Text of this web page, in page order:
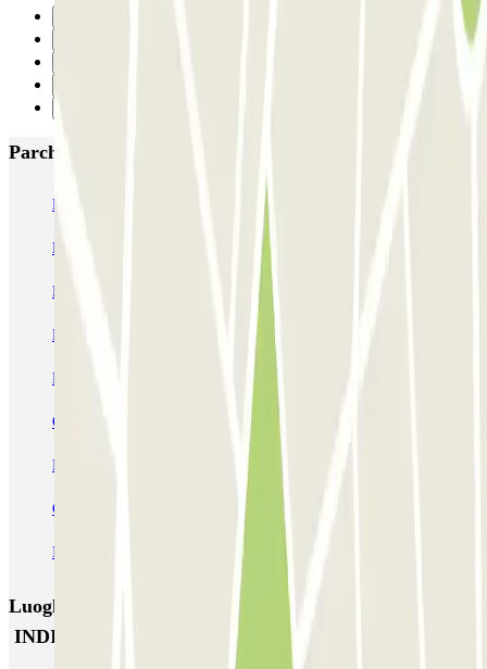
Parcheggi più popolari a Tolosa
Boxx'in Aéroport Toulouse - Self - Couvert
Boxx'in Aéroport Toulouse - Couvert - Valet
ECTOR - Service Voiturier - Extérieur - Aéroport Toulouse
Blue Valet - Aéroport de Toulouse Blagnac (TLS) - Exterieur
EASYPARK31 - Aéroport de Toulouse - Service Voiturier
OSKO Hôtel Toulouse Aéroport
PARKME - Shuttle - Aéroport de Toulouse Blagnac
Capitole Toulouse INDIGO INDIGO Clinique Pasteur
INDIGO Esquirol
Luoghi ed eventi che potrebbero interessarti vicino a
INDIGO Esquirol